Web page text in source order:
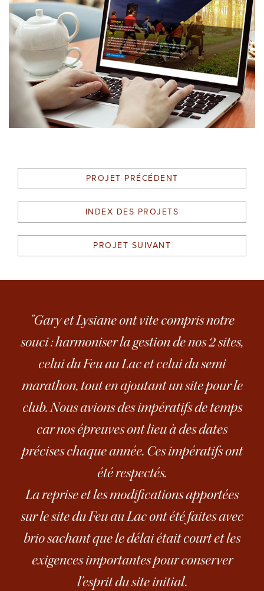
PROJET PRÉCÉDENT
INDEX DES PROJETS
PROJET SUIVANT
"Gary et Lysiane ont vite compris notre
souci : harmoniser la gestion de nos 2 sites,
celui du Feu au Lac et celui du semi
marathon, tout en ajoutant un site pour le
club. Nous avions des impératifs de temps
car nos épreuves ont lieu à des dates
précises chaque année. Ces impératifs ont
été respectés.
La reprise et les modifications apportées
sur le site du Feu au Lac ont été faites avec
brio sachant que le délai était court et les
exigences importantes pour conserver
l'esprit du site initial.